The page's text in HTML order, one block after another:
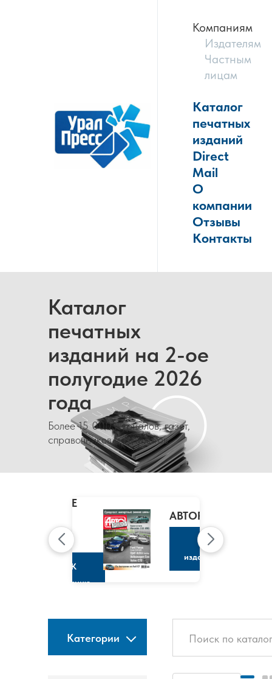
Компаниям
Издателям
Частным
лицам
Каталог
печатных
изданий
Direct
Mail
О
компании
Отзывы
Контакты
Каталог
печатных
изданий на 2-ое
полугодие 2026
года
Более 15 000 журналов, газет,
справочников и каталогов
CLAIRE
МАРИ
КЛЭР
К
изданию
АВТОРЕВЮ
К
изданию
Категории